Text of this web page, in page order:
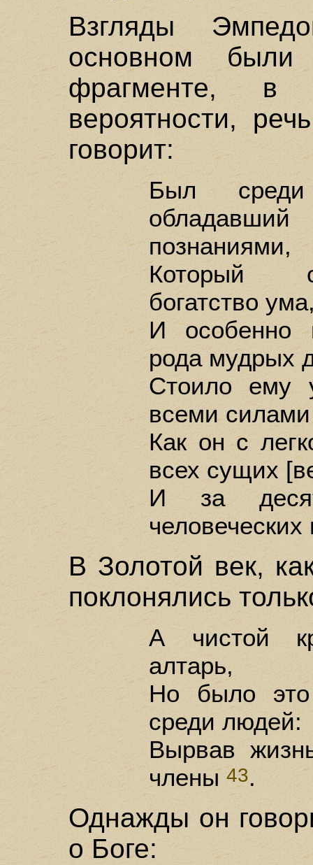
Взгляды
основном были
фрагменте, в
вероятности,
говорит:
Был
познаниями,
Который
богатство
И особенно
рода мудрых
Стоило ему
всеми
Как он с
всех сущих
И за
В Золотой век,
поклонялись
А чистой
алтарь,
Но было это
среди людей:
Вырвав
члены43.
Однажды он
о Боге: